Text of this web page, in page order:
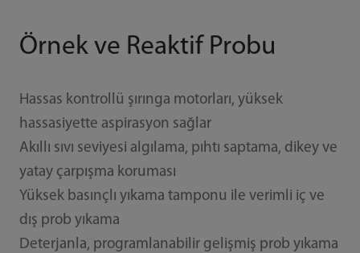
Örnek ve Reaktif Probu
Hassas kontrollü şırınga motorları, yüksek
hassasiyette aspirasyon sağlar
Akıllı sıvı seviyesi algılama, pıhtı saptama, dikey ve
yatay çarpışma koruması
Yüksek basınçlı yıkama tamponu ile verimli iç ve
dış prob yıkama
Deterjanla, programlanabilir gelişmiş prob yıkama